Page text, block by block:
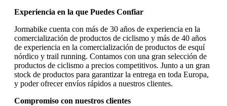
Experiencia en la que Puedes Confiar
Jormabike cuenta con más de 30 años de experiencia en la
comercialización de productos de ciclismo y más de 40 años
de experiencia en la comercialización de productos de esquí
nórdico y trail running. Contamos con una gran selección de
productos de ciclismo a precios competitivos. Junto a un gran
stock de productos para garantizar la entrega en toda Europa,
y poder ofrecer envíos rápidos a nuestros clientes.
Compromiso con nuestros clientes